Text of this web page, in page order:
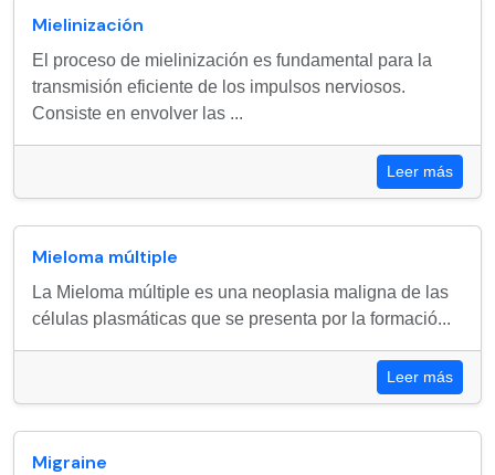
Mielinización
El proceso de mielinización es fundamental para la
transmisión eficiente de los impulsos nerviosos.
Consiste en envolver las ...
Leer más
Mieloma múltiple
La Mieloma múltiple es una neoplasia maligna de las
células plasmáticas que se presenta por la formació...
Leer más
Migraine